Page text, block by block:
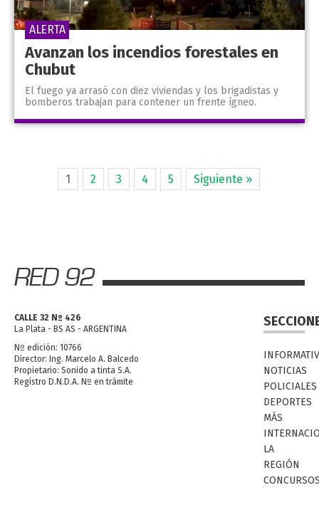
Avanzan los incendios forestales en
Chubut
El fuego ya arrasó con diez viviendas y los brigadistas y
bomberos trabajan para contener un frente ígneo.
ALERTA
1 2 3 4 5 Siguiente »
CALLE 32 Nº 426
La Plata - BS AS - ARGENTINA
Nº edición: 10766
Director: Ing. Marcelo A. Balcedo
Propietario: Sonido a tinta S.A.
Registro D.N.D.A. Nº en trámite
NOTICIAS
POLICIALES
DEPORTES
MÁS
LA
REGIÓN